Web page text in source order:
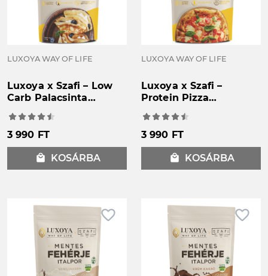
LUXOYA WAY OF LIFE
Luxoya x Szafi – Low
Carb Palacsinta
3 990 FT
local_mall KOSÁRBA
LUXOYA WAY OF LIFE
Luxoya x Szafi –
Protein Pizza
3 990 FT
local_mall KOSÁRBA
favorite_border favorite_border